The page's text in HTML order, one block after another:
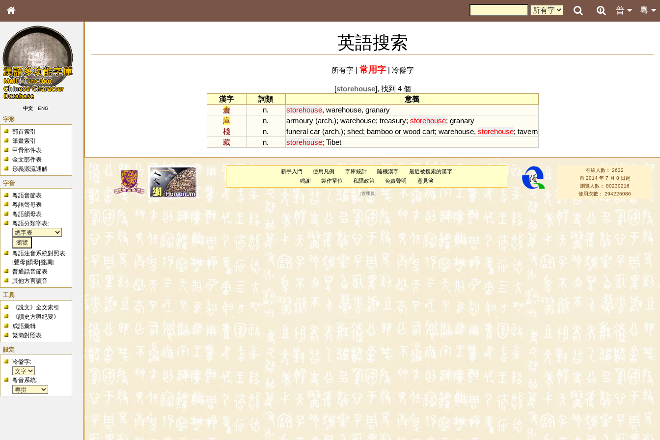
粵
普
中文 ENG
字形
部首索引
筆畫索引
甲骨部件表
金文部件表
形義源流通解
字音
粵語音節表
粵語聲母表
粵語韻母表
粵語分類字表:
粵語注音系統對照表
[聲母 |韻母 |聲調]
普通話音節表
其他方言讀音
工具
《說文》全文索引
《讀史方輿紀要》
成語彙輯
繁簡對照表
設定
冷僻字:
粵音系統:
英語搜索
所有字| 常用字| 冷僻字
[storehouse], 找到 4 個
漢字
詞類
意義
倉
n. storehouse, warehouse, granary
庫
n. armoury(arch.); warehouse; treasury; storehouse; granary
棧
n. funeral car(arch.); shed; bamboo or wood cart; warehouse, storehouse; tavern
藏
n. storehouse; Tibet
新手入門 使用凡例 字庫統計 隨機漢字
最近被搜索的漢字
鳴謝
製作單位 私隱政策 免責聲明 意見簿
（管理員 ）
在線人數： 2632
自 2014 年 7 月 8 日起
瀏覽人數： 80230216
使用次數： 294226086